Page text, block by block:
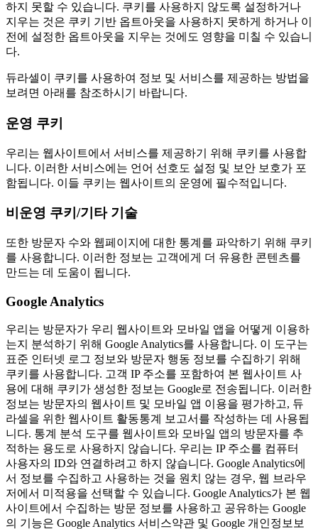
하지 못할 수 있습니다. 쿠키를 사용하지 않도록 설정하거나
지우는 것은 쿠키 기반 옵트아웃을 사용하지 못하게 하거나 이
전에 설정한 옵트아웃을 지우는 것에도 영향을 미칠 수 있습니
다.
듀라셀이 쿠키를 사용하여 정보 및 서비스를 제공하는 방법을
보려면 아래를 참조하시기 바랍니다.
운영 쿠키
우리는 웹사이트에서 서비스를 제공하기 위해 쿠키를 사용합
니다. 이러한 서비스에는 언어 선호도 설정 및 보안 보호가 포
함됩니다. 이들 쿠키는 웹사이트의 운영에 필수적입니다.
비운영 쿠키/기타 기술
또한 방문자 수와 웹페이지에 대한 통계를 파악하기 위해 쿠키
를 사용합니다. 이러한 정보는 고객에게 더 유용한 콘텐츠를
만드는 데 도움이 됩니다.
Google Analytics
우리는 방문자가 우리 웹사이트와 모바일 앱을 어떻게 이용하
는지 분석하기 위해 Google Analytics를 사용합니다. 이 도구는
표준 인터넷 로그 정보와 방문자 행동 정보를 수집하기 위해
쿠키를 사용합니다. 고객 IP 주소를 포함하여 본 웹사이트 사
용에 대해 쿠키가 생성한 정보는 Google로 전송됩니다. 이러한
정보는 방문자의 웹사이트 및 모바일 앱 이용을 평가하고, 듀
라셀을 위한 웹사이트 활동통계 보고서를 작성하는 데 사용됩
니다. 통계 분석 도구를 웹사이트와 모바일 앱의 방문자를 추
적하는 용도로 사용하지 않습니다. 우리는 IP 주소를 컴퓨터
사용자의 ID와 연결하려고 하지 않습니다. Google Analytics에
서 정보를 수집하고 사용하는 것을 원치 않는 경우, 웹 브라우
저에서 미적용을 선택할 수 있습니다. Google Analytics가 본 웹
사이트에서 수집하는 방문 정보를 사용하고 공유하는 Google
의 기능은 Google Analytics 서비스약관 및 Google 개인정보보